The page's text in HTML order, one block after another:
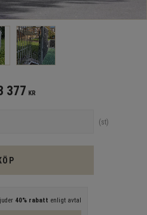
377 KR
st
40% rabatt enligt avtal